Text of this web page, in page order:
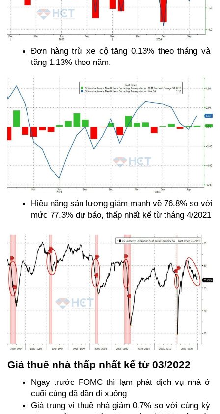
Đơn hàng trừ xe cộ tăng 0.13% theo tháng và
tăng 1.13% theo năm.
Hiệu năng sản lượng giảm mạnh về 76.8% so với
mức 77.3% dự báo, thấp nhất kể từ tháng 4/2021
Giá thuê nhà thấp nhất kể từ 03/2022
Ngay trước FOMC thì lạm phát dịch vụ nhà ở
cuối cùng đã dần đi xuống
Giá trung vị thuê nhà giảm 0.7% so với cùng kỳ